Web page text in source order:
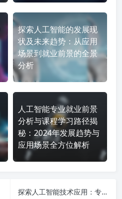
探索人工智能的发展现
状及未来趋势：从应用
场景到就业前景的全景
分析
人工智能专业就业前景
分析与课程学习路径揭
秘：2024年发展趋势与
应用场景全方位解析
探索人工智能技术应用：专科生就业前景与ChatGPT写作攻略全解析